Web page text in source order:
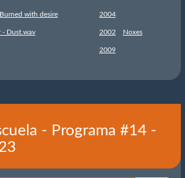
with desire 2004
- Dust.wav 2002 Noxes
2009
- Programa #14 -